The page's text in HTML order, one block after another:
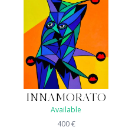
INNAMORATO
Available
400€